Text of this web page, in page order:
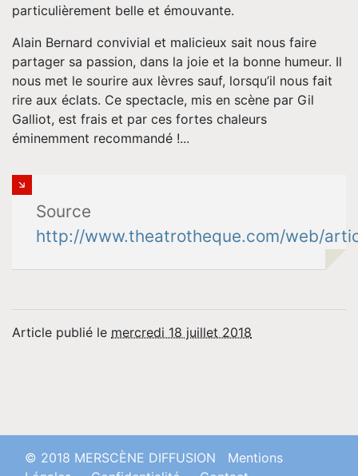
particulièrement belle et émouvante.
Alain Bernard convivial et malicieux sait nous faire
partager sa passion, dans la joie et la bonne humeur. Il
nous met le sourire aux lèvres sauf, lorsqu’il nous fait
rire aux éclats. Ce spectacle, mis en scène par Gil
Galliot, est frais et par ces fortes chaleurs
éminemment recommandé !...
Source
http://www.theatrotheque.com/web/
Article publié le mercredi 18 juillet 2018
© 2018 MERSCÈNE DIFFUSION
Mentions